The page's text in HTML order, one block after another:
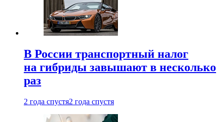
В России транспортный налог
на гибриды завышают в несколько
раз
2 года спустя2 года спустя